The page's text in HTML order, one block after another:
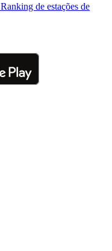
Ranking de estações de